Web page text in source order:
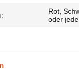
Rot,
oder